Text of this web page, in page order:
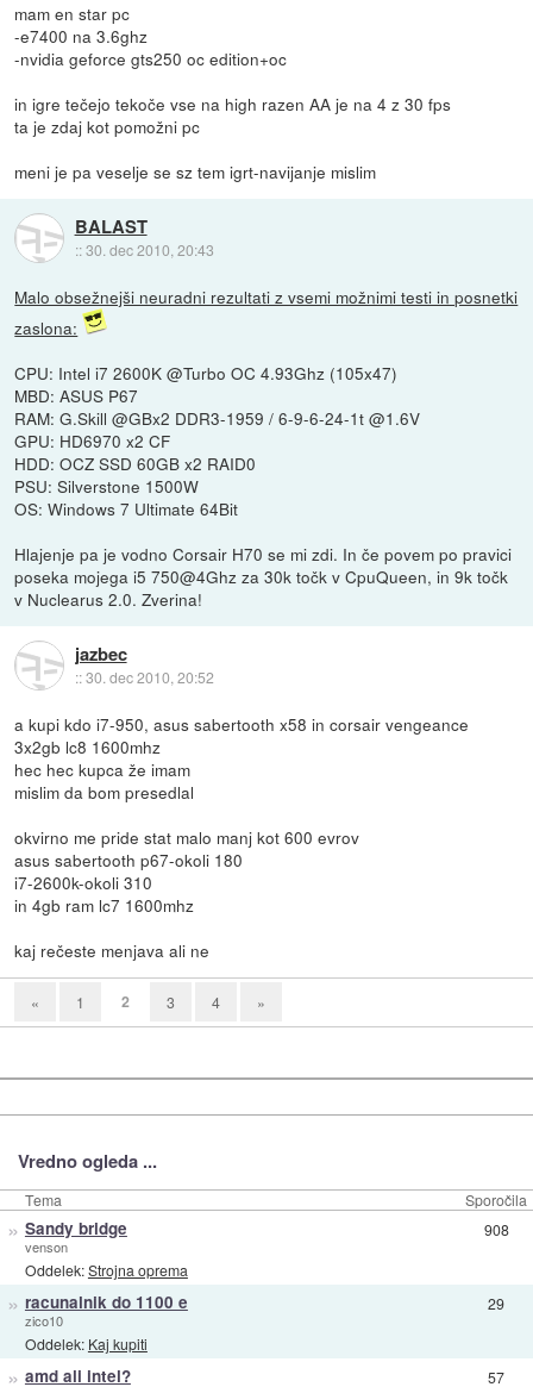
mam en star pc
-e7400 na 3.6ghz
-nvidia geforce gts250 oc edition+oc
in igre tečejo tekoče vse na high razen AA je na 4 z 30 fps
ta je zdaj kot pomožni pc
meni je pa veselje se sz tem igrt-navijanje mislim
BALAST
::30. dec 2010, 20:43
Malo obsežnejši neuradni rezultati z vsemi možnimi testi in posnetki
zaslona:
CPU: Intel i7 2600K @Turbo OC 4.93Ghz (105x47)
MBD: ASUS P67
RAM: G.Skill @GBx2 DDR3-1959 / 6-9-6-24-1t @1.6V
GPU: HD6970 x2 CF
HDD: OCZ SSD 60GB x2 RAID0
PSU: Silverstone 1500W
OS: Windows 7 Ultimate 64Bit
Hlajenje pa je vodno Corsair H70 se mi zdi. In če povem po pravici
poseka mojega i5 750@4Ghz za 30k točk v CpuQueen, in 9k točk
v Nuclearus 2.0. Zverina!
jazbec
::30. dec 2010, 20:52
a kupi kdo i7-950, asus sabertooth x58 in corsair vengeance
3x2gb lc8 1600mhz
hec hec kupca že imam
mislim da bom presedlal
okvirno me pride stat malo manj kot 600 evrov
asus sabertooth p67-okoli 180
i7-2600k-okoli 310
in 4gb ram lc7 1600mhz
kaj rečeste menjava ali ne
« 1 2 3 4 »
Vredno ogleda ...
Tema Sporočila
» Sandy bridge
venson
Oddelek:Strojna oprema
908
» racunalnik do 1100 e
zico10
Oddelek: Kaj kupiti
29
» amd ali intel? 57